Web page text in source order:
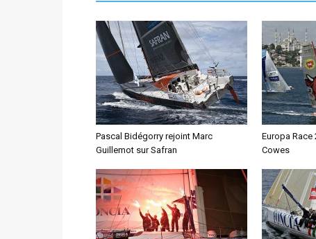
Pascal Bidégorry rejoint Marc
Guillemot sur Safran
Europa Race
Cowes